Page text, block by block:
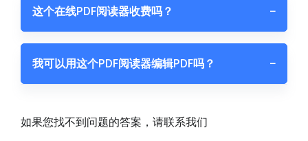
这个在线PDF阅读器收费吗？ −
我可以用这个PDF阅读器编辑PDF吗？ −
如果您找不到问题的答案，请联系我们